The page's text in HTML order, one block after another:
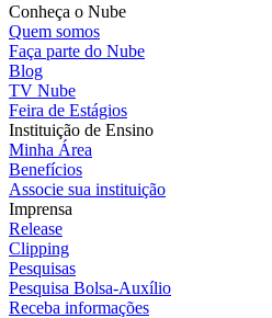
Conheça o Nube
Quem somos
Faça parte do Nube
Blog
TV Nube
Feira de Estágios
Instituição de Ensino
Minha Área
Benefícios
Associe sua instituição
Imprensa
Release
Clipping
Pesquisas
Pesquisa Bolsa-Auxílio
Receba informações